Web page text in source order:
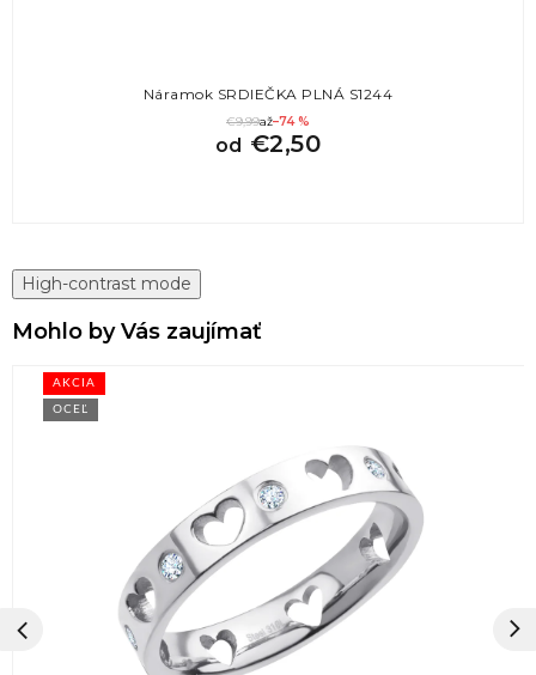
Náramok SRDIEČKA PLNÁ S1244
€9,99až–74 %
od €2,50
High-contrast mode
Mohlo by Vás zaujímať
AKCIA
OCEĽ